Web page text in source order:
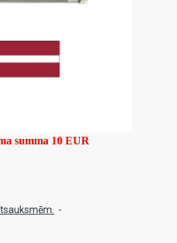
summa 10 EUR
-